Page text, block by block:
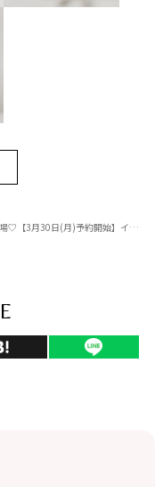
ッド7月号特別付録は「ゼスプリ キウイブラザーズ 【レッド】のぬいぐるみエコバッグ」